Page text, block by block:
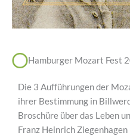
Hamburger Mozart Fest
Die 3 Aufführungen der
ihrer Bestimmung in
Broschüre über das Leben
Franz Heinrich Ziegenhagen